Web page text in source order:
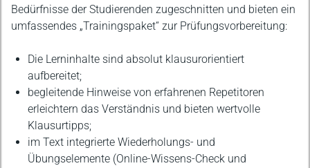
Bedürfnisse der Studierenden zugeschnitten und bieten ein
umfassendes „Trainingspaket“ zur Prüfungsvorbereitung:
Die Lerninhalte sind absolut klausurorientiert
aufbereitet;
begleitende Hinweise von erfahrenen Repetitoren
erleichtern das Verständnis und bieten wertvolle
Klausurtipps;
im Text integrierte Wiederholungs- und
Übungselemente (Online-Wissens-Check und